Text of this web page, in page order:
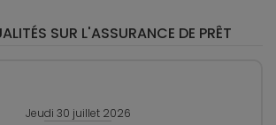
SUR L'ASSURANCE DE PRÊT
Jeudi 30 juillet 2026